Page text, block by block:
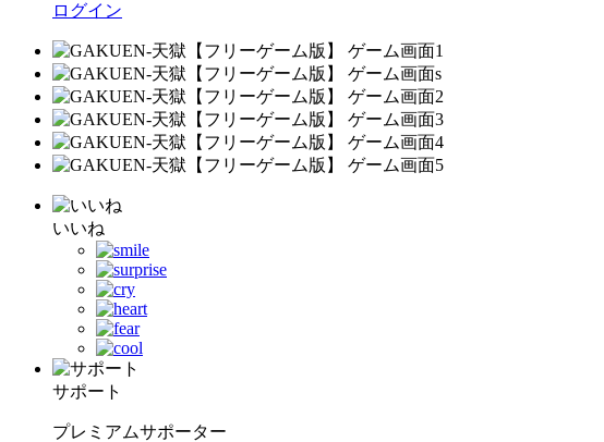
ログイン
いいね
サポート
プレミアムサポーター